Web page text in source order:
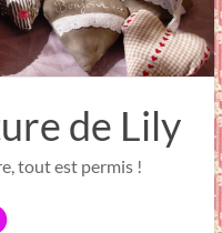
de Lily
tout est permis !